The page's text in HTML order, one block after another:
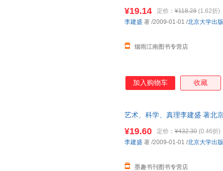
¥19.14 定价： ¥118.28 (1.62折)
烟雨江南图书专营店
李建盛 著 /2009-01-01 /北京大学出
加入购物车 收藏
艺术、科学、真理李建盛 著北
¥19.60 定价： ¥432.30 (0.46折)
墨趣书刊图书专营店
李建盛 著 /2009-01-01 /北京大学出